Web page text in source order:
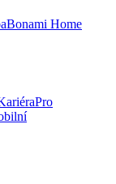
Bonami Home
Pro